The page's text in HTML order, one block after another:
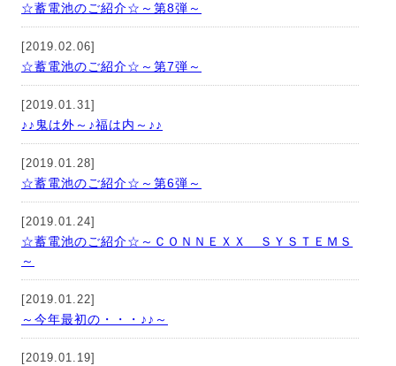
☆蓄電池のご紹介☆～第8弾～
[2019.02.06]
☆蓄電池のご紹介☆～第7弾～
[2019.01.31]
♪♪鬼は外～♪福は内～♪♪
[2019.01.28]
☆蓄電池のご紹介☆～第6弾～
[2019.01.24]
☆蓄電池のご紹介☆～ＣＯＮＮＥＸＸ ＳＹＳＴＥＭＳ
～
[2019.01.22]
～今年最初の・・・♪♪～
[2019.01.19]